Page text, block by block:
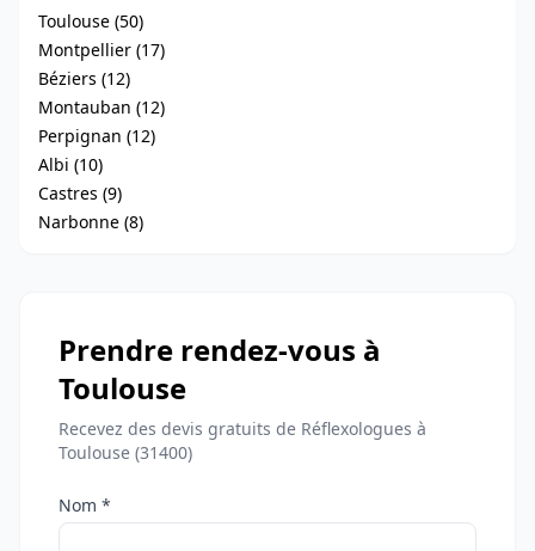
Toulouse (50)
Montpellier (17)
Béziers (12)
Montauban (12)
Perpignan (12)
Albi (10)
Castres (9)
Narbonne (8)
Prendre rendez-vous à
Toulouse
Recevez des devis gratuits de Réflexologues à
Toulouse (31400)
Nom *